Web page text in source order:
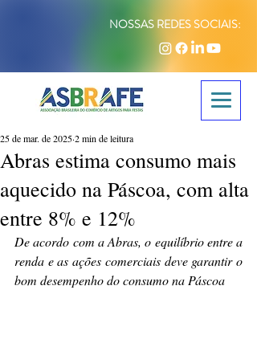
NOSSAS REDES SOCIAIS:
Abras estima consumo mais
aquecido na Páscoa, com alta
entre 8% e 12%
25 de mar. de 20252 min de leitura
De acordo com a Abras, o equilíbrio entre a
renda e as ações comerciais deve garantir o
bom desempenho do consumo na Páscoa